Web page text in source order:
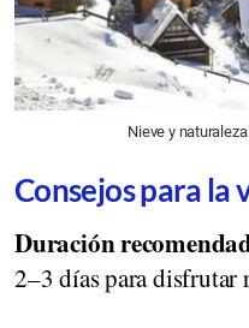
Nieve y
Consejos para la
Duración
2–3 días para disfrutar